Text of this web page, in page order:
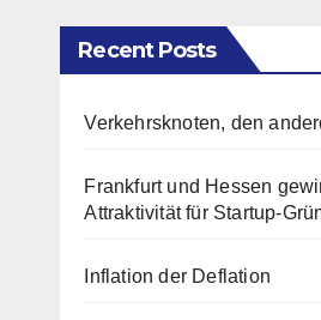
Recent Posts
Verkehrsknoten, den
Frankfurt und Hessen
Attraktivität für Startup-
Inflation der Deflation